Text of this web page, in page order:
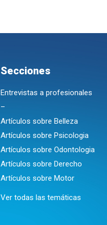
Secciones
Entrevistas a profesionales
–
Artículos sobre Belleza
Artículos sobre Psicologia
Artículos sobre Odontologia
Artículos sobre Derecho
Artículos sobre Motor
Ver todas las temáticas